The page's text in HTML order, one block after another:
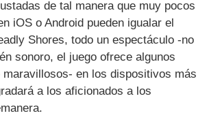
de tal manera que muy pocos
iOS o Android pueden igualar el
Shores, todo un espectáculo -no
sonoro, el juego ofrece algunos
en los dispositivos más
a los aficionados a los